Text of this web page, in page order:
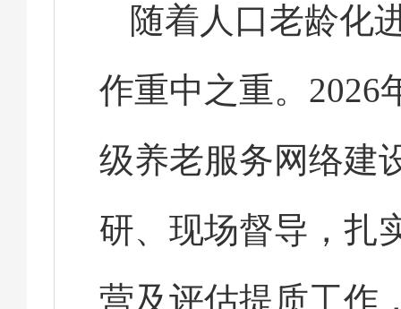
随着人口老龄化
作重中之重。2026
级养老服务网络建
研、现场督导，扎
营及评估提质工作